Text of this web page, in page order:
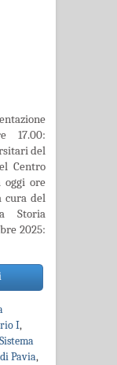
17.00:
del
Centro
oggi ore
cura del
Storia
2025:
I,
Sistema
Pavia,